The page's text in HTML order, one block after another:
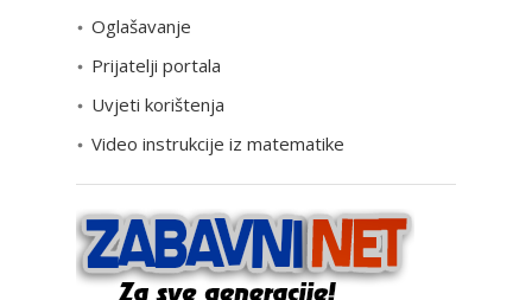
i
j
Oglašavanje
Prijatelji portala
Uvjeti korištenja
Video instrukcije iz matematike